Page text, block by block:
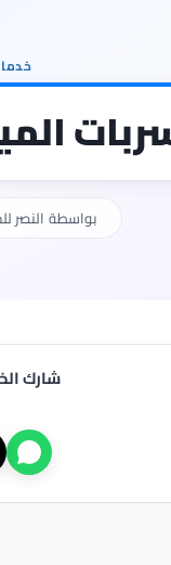
بواسطة النصر
شارك